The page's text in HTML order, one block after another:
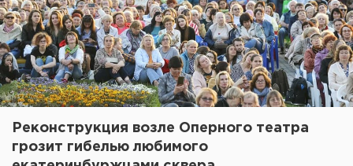
Реконструкция возле Оперного театра
грозит гибелью любимого